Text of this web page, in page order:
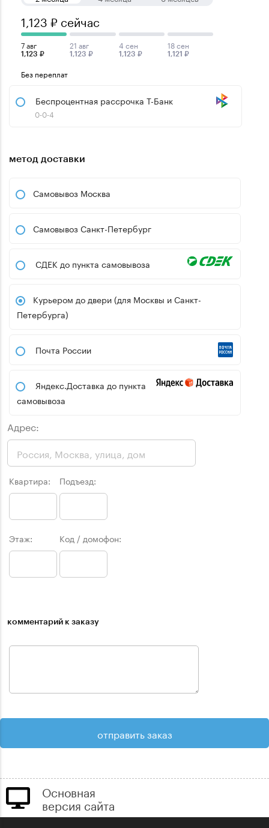
1,123 ₽ сейчас
7 авг
1,123 ₽
21 авг
1,123 ₽
4 сен
1,123 ₽
18 сен
1,121 ₽
Без переплат
Беспроцентная рассрочка Т-Банк
0-0-4
метод доставки
Самовывоз Москва
Самовывоз Санкт-Петербург
СДЕК до пункта самовывоза
Курьером до двери (для Москвы и Санкт-
Петербурга)
Почта России
Яндекс.Доставка до пункта
самовывоза
Адрес:
Квартира: Подъезд:
Этаж: Код / домофон:
комментарий к заказу
Основная
версия сайта